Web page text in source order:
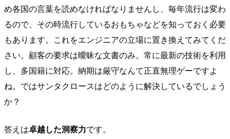
め各国の言葉を読めなければなりませんし、毎年流行は変わ
るので、その時流行しているおもちゃなどを知っておく必要
もあります。これをエンジニアの立場に置き換えてみてくだ
さい。顧客の要求は曖昧な文書のみ。常に最新の技術を利用
し、多国籍に対応。納期は厳守なんて正直無理ゲーですよ
ね。ではサンタクロースはどのように解決しているでしょう
か？
答えは卓越した洞察力です。